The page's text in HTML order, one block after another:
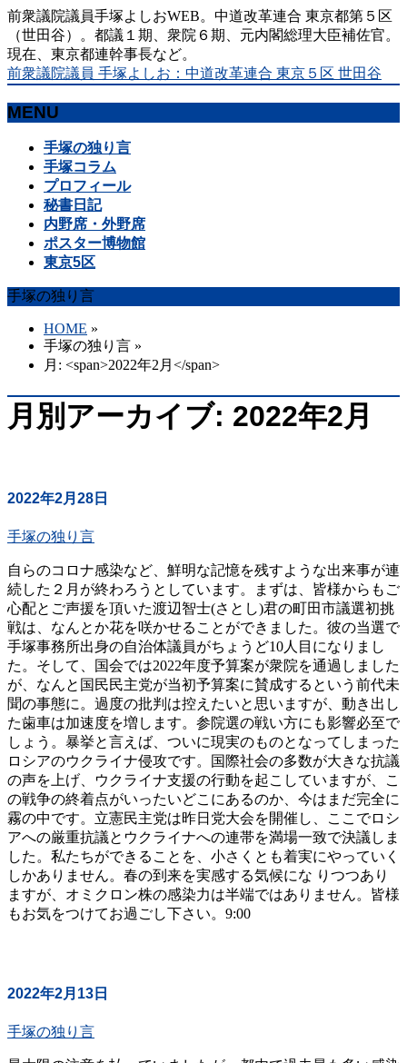
前衆議院議員手塚よしおWEB。中道改革連合 東京都第５区
（世田谷）。都議１期、衆院６期、元内閣総理大臣補佐官。
現在、東京都連幹事長など。
前衆議院議員 手塚よしお：中道改革連合 東京５区 世田谷
MENU
手塚の独り言
手塚コラム
プロフィール
秘書日記
内野席・外野席
ポスター博物館
東京5区
手塚の独り言
HOME »
手塚の独り言 »
月: <span>2022年2月</span>
月別アーカイブ: 2022年2月
2022年2月28日
手塚の独り言
自らのコロナ感染など、鮮明な記憶を残すような出来事が連
続した２月が終わろうとしています。まずは、皆様からもご
心配とご声援を頂いた渡辺智士(さとし)君の町田市議選初挑
戦は、なんとか花を咲かせることができました。彼の当選で
手塚事務所出身の自治体議員がちょうど10人目になりまし
た。そして、国会では2022年度予算案が衆院を通過しました
が、なんと国民民主党が当初予算案に賛成するという前代未
聞の事態に。過度の批判は控えたいと思いますが、動き出し
た歯車は加速度を増します。参院選の戦い方にも影響必至で
しょう。暴挙と言えば、ついに現実のものとなってしまった
ロシアのウクライナ侵攻です。国際社会の多数が大きな抗議
の声を上げ、ウクライナ支援の行動を起こしていますが、こ
の戦争の終着点がいったいどこにあるのか、今はまだ完全に
霧の中です。立憲民主党は昨日党大会を開催し、ここでロシ
アへの厳重抗議とウクライナへの連帯を満場一致で決議しま
した。私たちができることを、小さくとも着実にやっていく
しかありません。春の到来を実感する気候にな りつつあり
ますが、オミクロン株の感染力は半端ではありません。皆様
もお気をつけてお過ごし下さい。9:00
2022年2月13日
手塚の独り言